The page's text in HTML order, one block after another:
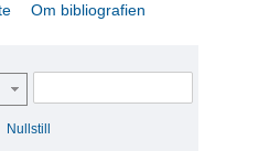
Om bibliografien
Nullstill